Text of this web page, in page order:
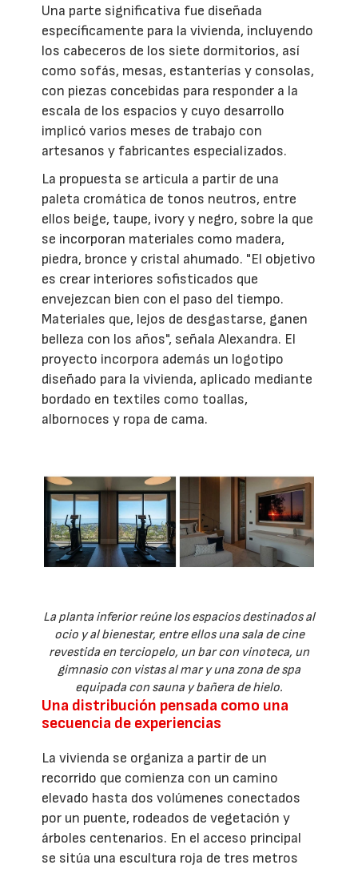
Una parte significativa fue diseñada
específicamente para la vivienda, incluyendo
los cabeceros de los siete dormitorios, así
como sofás, mesas, estanterías y consolas,
con piezas concebidas para responder a la
escala de los espacios y cuyo desarrollo
implicó varios meses de trabajo con
artesanos y fabricantes especializados.
La propuesta se articula a partir de una
paleta cromática de tonos neutros, entre
ellos beige, taupe, ivory y negro, sobre la que
se incorporan materiales como madera,
piedra, bronce y cristal ahumado. "El objetivo
es crear interiores sofisticados que
envejezcan bien con el paso del tiempo.
Materiales que, lejos de desgastarse, ganen
belleza con los años", señala Alexandra. El
proyecto incorpora además un logotipo
diseñado para la vivienda, aplicado mediante
bordado en textiles como toallas,
albornoces y ropa de cama.
La planta inferior reúne los espacios destinados al
ocio y al bienestar, entre ellos una sala de cine
revestida en terciopelo, un bar con vinoteca, un
gimnasio con vistas al mar y una zona de spa
equipada con sauna y bañera de hielo.
Una distribución pensada como una
secuencia de experiencias
La vivienda se organiza a partir de un
recorrido que comienza con un camino
elevado hasta dos volúmenes conectados
por un puente, rodeados de vegetación y
árboles centenarios. En el acceso principal
se sitúa una escultura roja de tres metros